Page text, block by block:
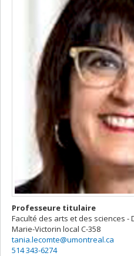
Professeure titulaire
Faculté des arts et des sciences
Marie-Victorin local C-358
tania.lecomte@umontreal.ca
514 343-6274